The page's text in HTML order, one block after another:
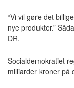
“Vi vil gøre det
nye produkter.”
DR.
Socialdemokratiet
milliarder kroner på